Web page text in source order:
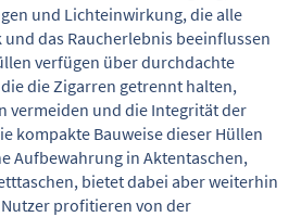
und Lichteinwirkung, die alle
und das Raucherlebnis beeinflussen
verfügen über durchdachte
die Zigarren getrennt halten,
vermeiden und die Integrität der
kompakte Bauweise dieser Hüllen
Aufbewahrung in Aktentaschen,
bietet dabei aber weiterhin
profitieren von der